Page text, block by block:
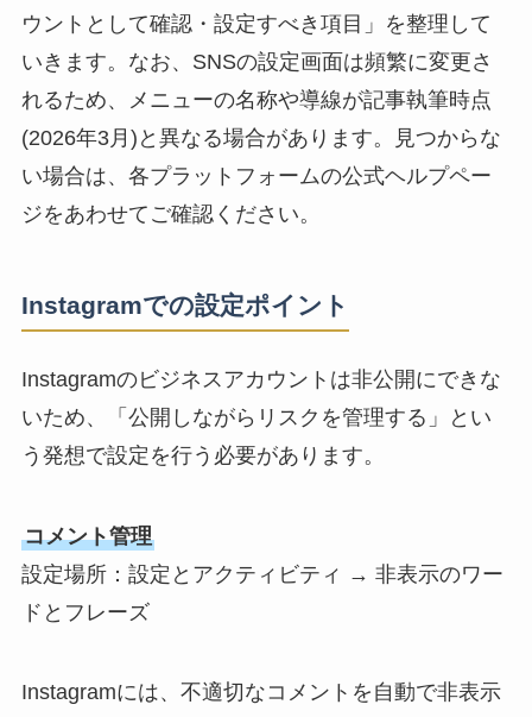
ウントとして確認・設定すべき項目」を整理して
いきます。なお、SNSの設定画面は頻繁に変更さ
れるため、メニューの名称や導線が記事執筆時点
(2026年3月)と異なる場合があります。見つからな
い場合は、各プラットフォームの公式ヘルプペー
ジをあわせてご確認ください。
Instagramでの設定ポイント
Instagramのビジネスアカウントは非公開にできな
いため、「公開しながらリスクを管理する」とい
う発想で設定を行う必要があります。
コメント管理
設定場所：設定とアクティビティ → 非表示のワー
ドとフレーズ
Instagramには、不適切なコメントを自動で非表示